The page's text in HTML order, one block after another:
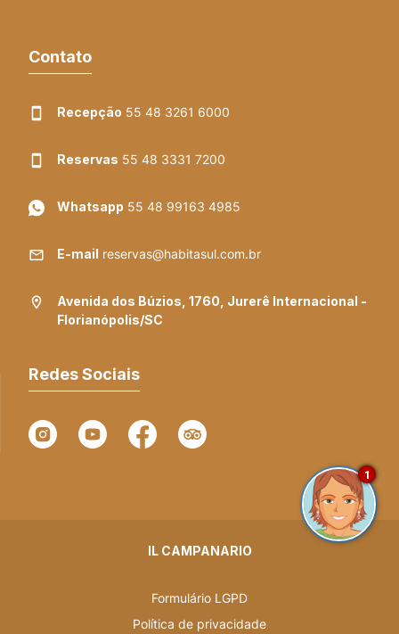
Contato
Recepção 55 48 3261 6000
Reservas 55 48 3331 7200
Whatsapp 55 48 99163 4985
E-mail reservas@habitasul.com.br
Avenida dos Búzios, 1760, Jurerê Internacional -
Florianópolis/SC
Redes Sociais
IL CAMPANARIO
Formulário LGPD
Política de privacidade
1